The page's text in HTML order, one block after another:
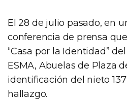
El 28 de julio pasado, en
conferencia de prensa
“Casa por la Identidad”
ESMA, Abuelas de Plaza
identificación del nieto
hallazgo.